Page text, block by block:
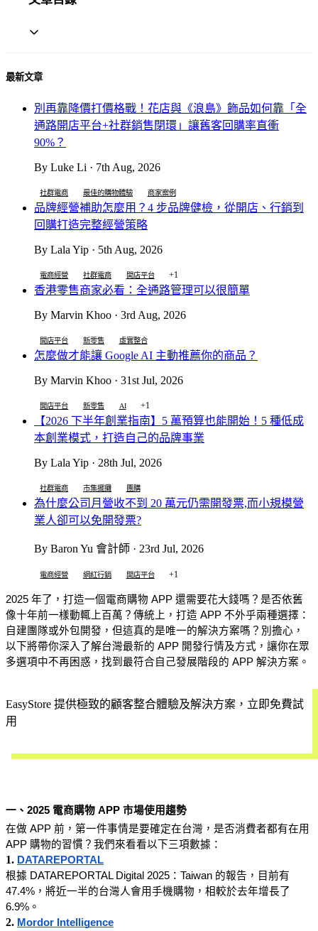
最新文章
別再靠降價打價格戰！花店與《浪島》飾品如何靠「全
通路開店平台+社群銷售閉環」讓舊客回購率直衝
90%？
By Luke Li · 7th Aug, 2026
社群電商 最佳的購物體驗 商家案例
品牌經營補助怎麼用？4 步品牌健檢，從開店、行銷到
回購打造完整經營策略
By Lala Yip · 5th Aug, 2026
電商經營 社群電商 開店平台 +1
香港零售商家必看：全通路管理可以很簡單
By Marvin Khoo · 3rd Aug, 2026
開店平台 新零售 虛實整合
怎麼做才能讓 Google AI 主動推薦你的商品？
By Marvin Khoo · 31st Jul, 2026
開店平台 新零售 AI +1
【2026 下半年創業指南】5 萬預算也能開始！5 種低成
本創業模式，打造自己的品牌事業
By Lala Yip · 28th Jul, 2026
社群電商 市集擺攤 團購
為什麼公司月營收不到 20 萬元仍需開發票,而小規模營
業人卻可以免開發票?
By Baron Yu 會計師 · 23rd Jul, 2026
電商經營 網紅行銷 開店平台 +1
2025 年了，打造一個電商購物 APP 還需要花大錢嗎？是否依舊
像十年前一樣動輒上百萬？傳統上，打造 APP 不外乎兩種選擇：
自建團隊或外包開發，但這真的是唯一的解決方案嗎？別擔心，
以下將帶你深入了解台灣最新的 APP 開發行情及方式，讓你在眾
多選項中不再困惑，找到最符合自己發展階段的 APP 解決方案。
EasyStore 提供極致的顧客整合體驗及解決方案，立即免費試
用
一、2025 電商購物 APP 市場使用趨勢
在做 APP 前，第一件事情是要確定在台灣，是否消費者都有在用
APP 購物的習慣？我們來看看以下三項數據：
1. DATAREPORTAL
根據 DATAREPORTAL Digital 2025：Taiwan 的報告，目前有
47.4%，將近一半的台灣人會用手機購物，相較於去年增長了
6.9%。
2. Mordor Intelligence